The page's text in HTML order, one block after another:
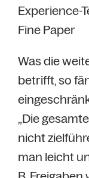
Experience-
Fine Paper
Was die
betrifft, so
„Die
nicht
man leicht